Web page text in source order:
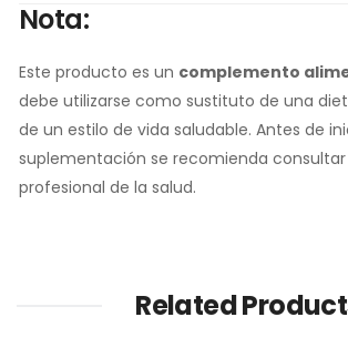
Nota:
Este producto es un complemento
debe utilizarse como sustituto de una
de un estilo de vida saludable. Antes de
suplementación se recomienda
profesional de la salud.
Related